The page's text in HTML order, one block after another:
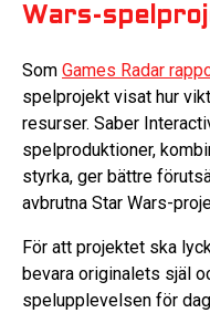
Wars-
Som Games Radar
spelprojekt visat hur
resurser. Saber
spelproduktioner,
styrka, ger bättre
avbrutna Star Wars-
För att projektet ska
bevara originalets själ
spelupplevelsen för